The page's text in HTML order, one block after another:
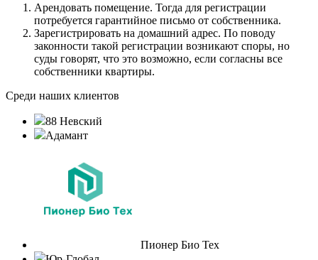
Арендовать помещение. Тогда для регистрации
потребуется гарантийное письмо от собственника.
Зарегистрировать на домашний адрес. По поводу
законности такой регистрации возникают споры, но
суды говорят, что это возможно, если согласны все
собственники квартиры.
Среди наших клиентов
88 Невский
Адамант
Пионер Био Тех